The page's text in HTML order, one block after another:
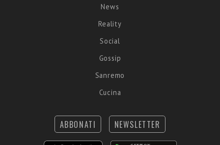
News
Reality
Social
Gossip
Sanremo
Cucina
ABBONATI NEWSLETTER